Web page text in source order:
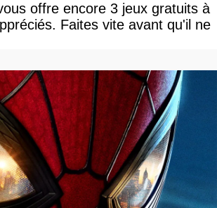
offre encore 3 jeux gratuits à
Faites vite avant qu'il ne